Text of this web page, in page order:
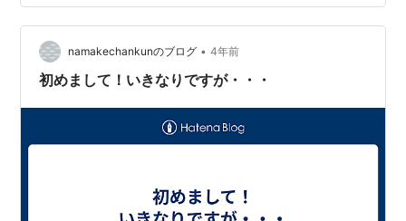
ましたー👏 久々の保育園だからか（私がまだ解除されて
ない為、パパが送迎） あんなに毎日のように、いつから
保育園いけるの？と聞いていたのに着いたら泣く(T . T)
理由も寒い〜とか謎の理由で… （…
namakechankunのブログ • 4年前
初めまして！いきなりですが・・・